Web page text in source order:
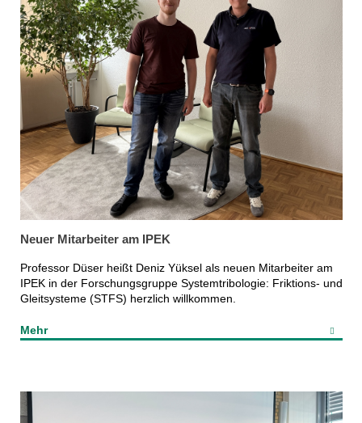
Neuer Mitarbeiter am IPEK
Professor Düser heißt Deniz Yüksel als neuen Mitarbeiter am
IPEK in der Forschungsgruppe Systemtribologie: Friktions- und
Gleitsysteme (STFS) herzlich willkommen.
Mehr